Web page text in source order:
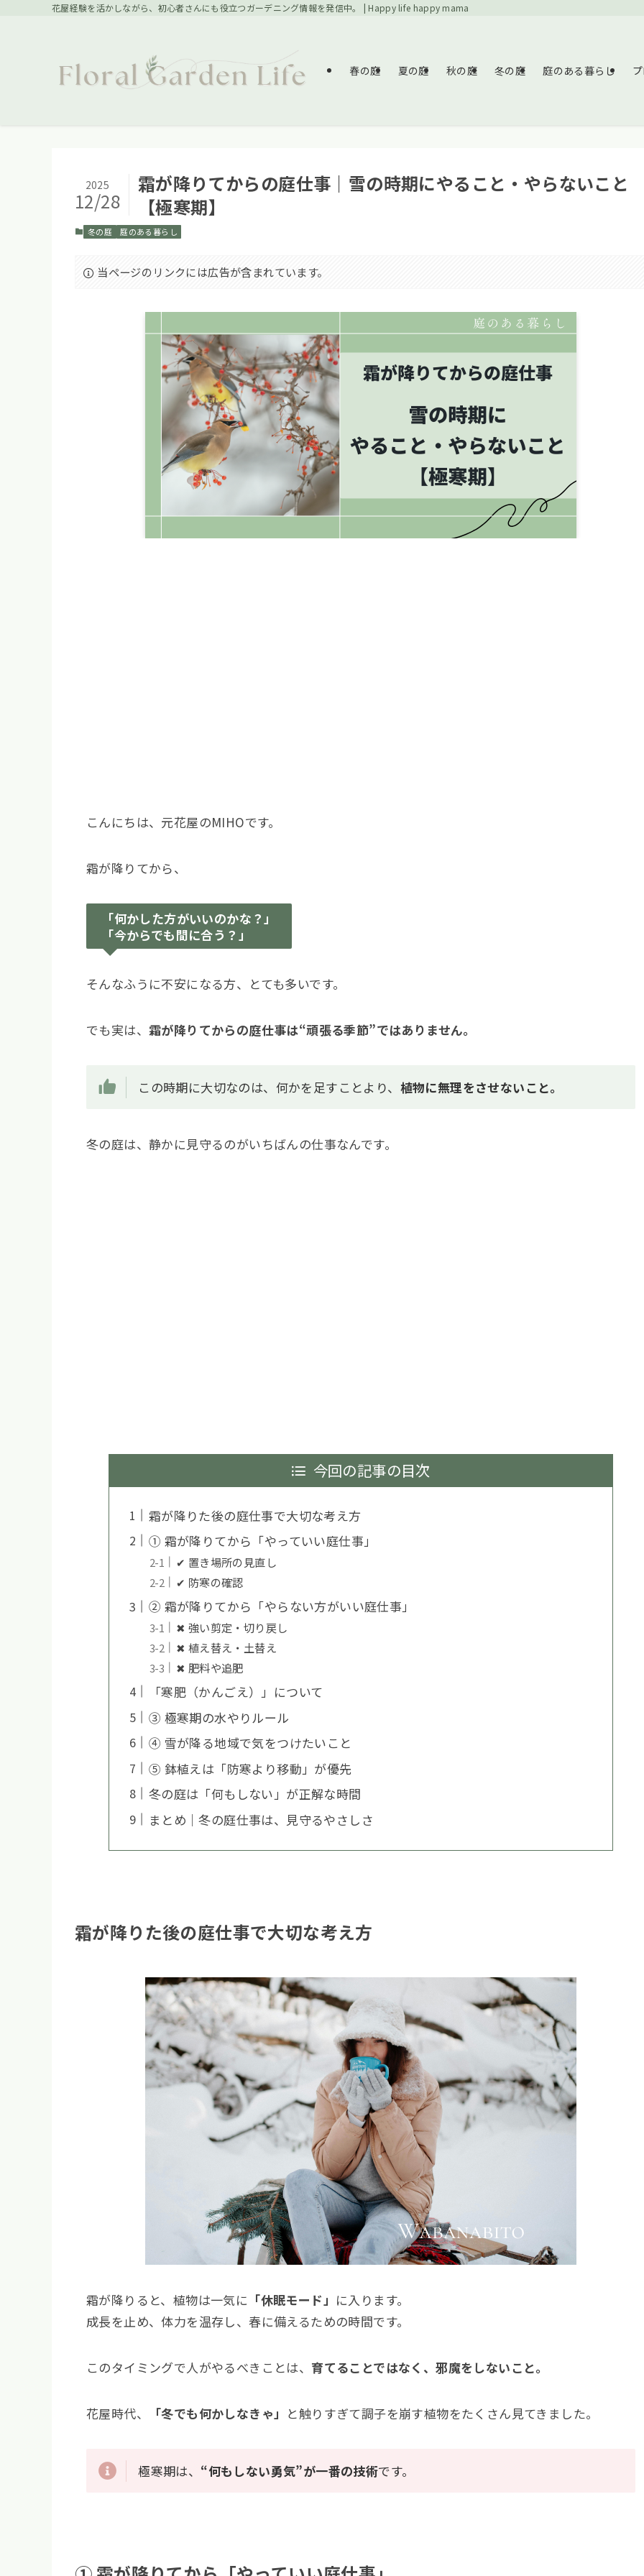
花屋経験を活かしながら、初心者さんにも役立つガーデニング情報を発信中。 | Happy life happy mama
春の庭 夏の庭 秋の庭 冬の庭 庭のある暮らし
霜が降りてからの庭仕事｜雪の時期にやること・やらないこと
【極寒期】
2025
12/28
冬の庭 庭のある暮らし
当ページのリンクには広告が含まれています。
こんにちは、元花屋のMIHOです。
霜が降りてから、
「何かした方がいいのかな？」
「今からでも間に合う？」
そんなふうに不安になる方、とても多いです。
でも実は、 霜が降りてからの庭仕事は“頑張る季節”ではありません。
この時期に大切なのは、何かを足すことより、 植物に無理をさせないこと。
冬の庭は、静かに見守るのがいちばんの仕事なんです。
今回の記事の目次
霜が降りた後の庭仕事で大切な考え方
① 霜が降りてから「やっていい庭仕事」
✔ 置き場所の見直し
✔ 防寒の確認
② 霜が降りてから「やらない方がいい庭仕事」
✖ 強い剪定・切り戻し
✖ 植え替え・土替え
✖ 肥料や追肥
「寒肥（かんごえ）」について
③ 極寒期の水やりルール
④ 雪が降る地域で気をつけたいこと
⑤ 鉢植えは「防寒より移動」が優先
冬の庭は「何もしない」が正解な時間
まとめ｜冬の庭仕事は、見守るやさしさ
霜が降りた後の庭仕事で大切な考え方
霜が降りると、植物は一気に 「休眠モード」 に入ります。
成長を止め、体力を温存し、春に備えるための時間です。
このタイミングで人がやるべきことは、 育てることではなく、邪魔をしないこと。
花屋時代、 「冬でも何かしなきゃ」 と触りすぎて調子を崩す植物をたくさん見てきました。
極寒期は、 “何もしない勇気”が一番の技術です。